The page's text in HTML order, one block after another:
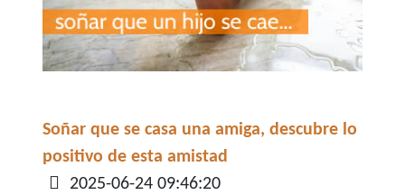
Soñar que se casa una amiga, descubre lo
positivo de esta amistad
Detalles
2025-06-24 09:46:20